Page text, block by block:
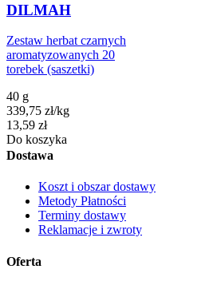
DILMAH
Zestaw herbat czarnych
aromatyzowanych 20
torebek (saszetki)
40 g
339,75 zł/kg
Cena
13,59 zł
Do koszyka
Dostawa
Koszt i obszar dostawy
Metody Płatności
Terminy dostawy
Reklamacje i zwroty
Oferta